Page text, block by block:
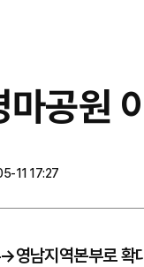
마공원
11 17:27
영남지역본부로 확